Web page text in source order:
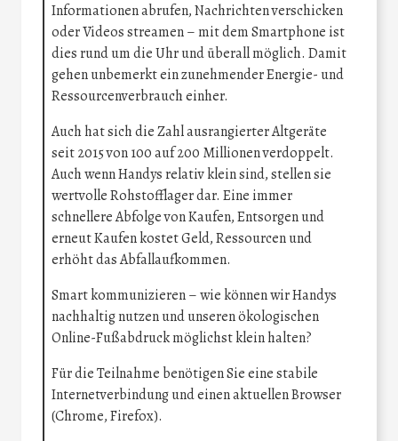
Informationen abrufen, Nachrichten verschicken
oder Videos streamen – mit dem Smartphone ist
dies rund um die Uhr und überall möglich. Damit
gehen unbemerkt ein zunehmender Energie- und
Ressourcenverbrauch einher.
Auch hat sich die Zahl ausrangierter Altgeräte
seit 2015 von 100 auf 200 Millionen verdoppelt.
Auch wenn Handys relativ klein sind, stellen sie
wertvolle Rohstofflager dar. Eine immer
schnellere Abfolge von Kaufen, Entsorgen und
erneut Kaufen kostet Geld, Ressourcen und
erhöht das Abfallaufkommen.
Smart kommunizieren – wie können wir Handys
nachhaltig nutzen und unseren ökologischen
Online-Fußabdruck möglichst klein halten?
Für die Teilnahme benötigen Sie eine stabile
Internetverbindung und einen aktuellen Browser
(Chrome, Firefox).